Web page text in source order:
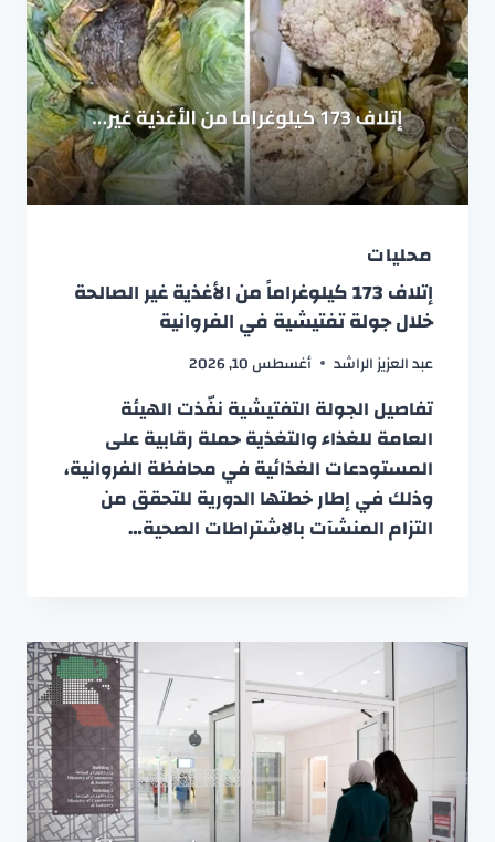
محليات
إتلاف 173 كيلوغراماً من الأغذية غير الصالحة
خلال جولة تفتيشية في الفروانية
عبد العزيز الراشد أغسطس 10, 2026
تفاصيل الجولة التفتيشية نفّذت الهيئة
العامة للغذاء والتغذية حملة رقابية على
المستودعات الغذائية في محافظة الفروانية،
وذلك في إطار خطتها الدورية للتحقق من
التزام المنشآت بالاشتراطات الصحية…